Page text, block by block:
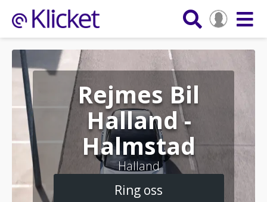
Rejmes Bil
Halland -
Halmstad
Halland
Ring oss